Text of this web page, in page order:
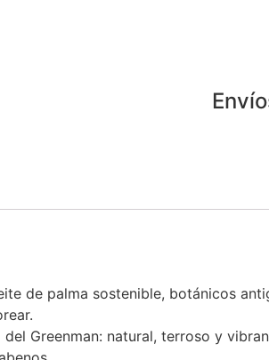
de palma sostenible, botánicos
Greenman: natural, terroso y